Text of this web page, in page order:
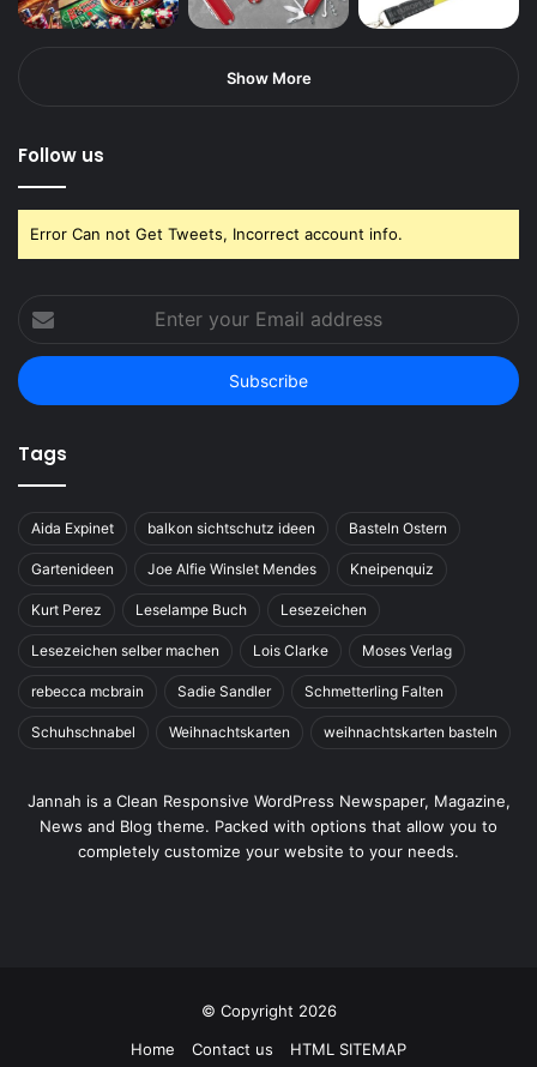
Show More
Follow us
Error Can not Get Tweets, Incorrect account info.
your
Email
address
Tags
Aida Expinet balkon sichtschutz ideen Basteln Ostern
Gartenideen Joe Alfie Winslet Mendes Kneipenquiz
Kurt Perez Leselampe Buch Lesezeichen
Lesezeichen selber machen Lois Clarke Moses Verlag
rebecca mcbrain Sadie Sandler Schmetterling Falten
Schuhschnabel Weihnachtskarten weihnachtskarten basteln
Jannah is a Clean Responsive WordPress Newspaper, Magazine,
News and Blog theme. Packed with options that allow you to
completely customize your website to your needs.
© Copyright 2026
Home
Contact us HTML SITEMAP